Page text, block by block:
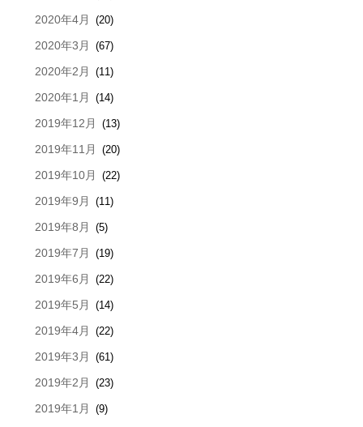
2020年4月 (20)
2020年3月 (67)
2020年2月 (11)
2020年1月 (14)
2019年12月 (13)
2019年11月 (20)
2019年10月 (22)
2019年9月 (11)
2019年8月 (5)
2019年7月 (19)
2019年6月 (22)
2019年5月 (14)
2019年4月 (22)
2019年3月 (61)
2019年2月 (23)
2019年1月 (9)